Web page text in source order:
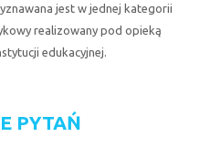
jest w jednej kategorii
realizowany pod opieką
edukacyjnej.
PYTAŃ